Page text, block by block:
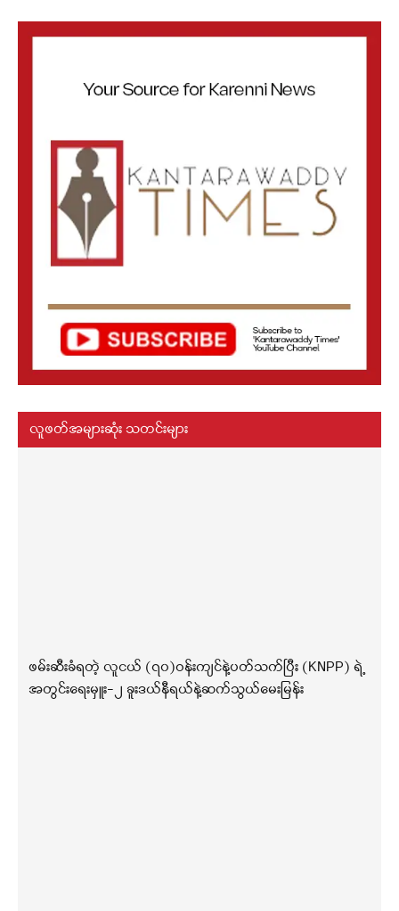
လူဖတ်အများဆုံး သတင်းများ
ဖမ်းဆီးခံရတဲ့ လူငယ် (၇၀)ဝန်းကျင်နဲ့ပတ်သက်ပြီး (KNPP) ရဲ့
အတွင်းရေးမှူး-၂ ခူးဒယ်နီရယ်နဲ့ဆက်သွယ်မေးမြန်း